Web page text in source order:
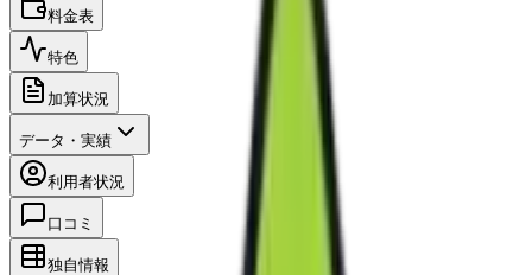
料金表
特色
加算状況
データ・実績
利用者状況
口コミ
独自情報